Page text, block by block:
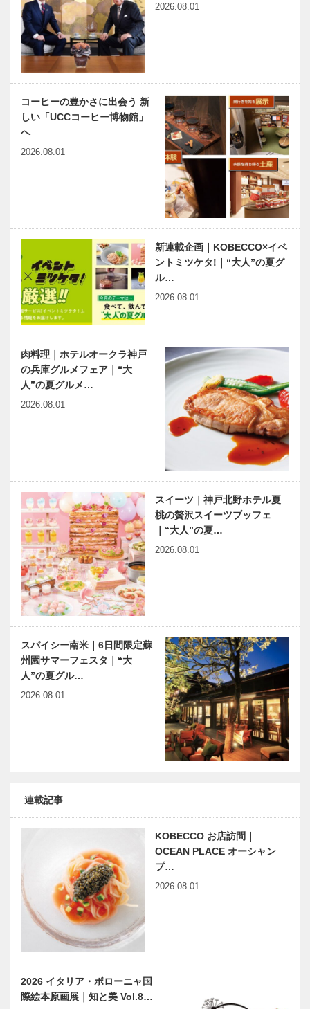
ひょうご神戸
まちかど学だ
より日本初の
マラソンを復
活 第5回マ
力はココだ！
Vol.42 神戸
Vol.17
教訓を振り返
る場所「神戸
港震災メ…
連載エッセイ
／喫茶店の書
斎から 108
足立巻一先生
の色紙
神戸っ子に愛
されてきた伝
統の味！ 名
品「神戸ハイ
カレー」の
レトルトパッ
クが新登…
今月の映画
有馬温泉歴史
人物帖 ～其
の弐拾六～
仙石* 秀久
ベトナム元気
X躍動するア
ジア 第17回
｜ホーチミン
市の地下鉄に
乗車― 日本
の技術…
ご対面
神戸偉人伝外伝 ～知られ
ざる偉業～ （61）前編
2026.08.01
コーヒーの豊かさに出会う 新
しい「UCCコーヒー博物館」
へ
2026.08.01
新連載企画｜KOBECCO×イベ
ントミツケタ!｜“大人”の夏グ
ル…
2026.08.01
肉料理｜ホテルオークラ神戸
の兵庫グルメフェア｜“大
人”の夏グルメ…
2026.08.01
スイーツ｜神戸北野ホテル夏
桃の贅沢スイーツブッフェ
｜“大人”の夏…
2026.08.01
スパイシー南米｜6日間限定蘇
州園サマーフェスタ｜“大
人”の夏グル…
2026.08.01
連載記事
KOBECCO お店訪問｜
OCEAN PLACE オーシャン
プ…
2026.08.01
2026 イタリア・ボローニャ国
際絵本原画展｜知と美 Vol.8…